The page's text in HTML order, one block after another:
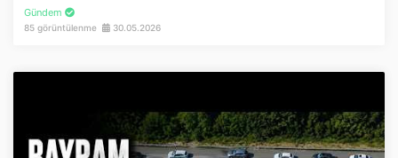
Gündem
85 görüntülenme 30.05.2026